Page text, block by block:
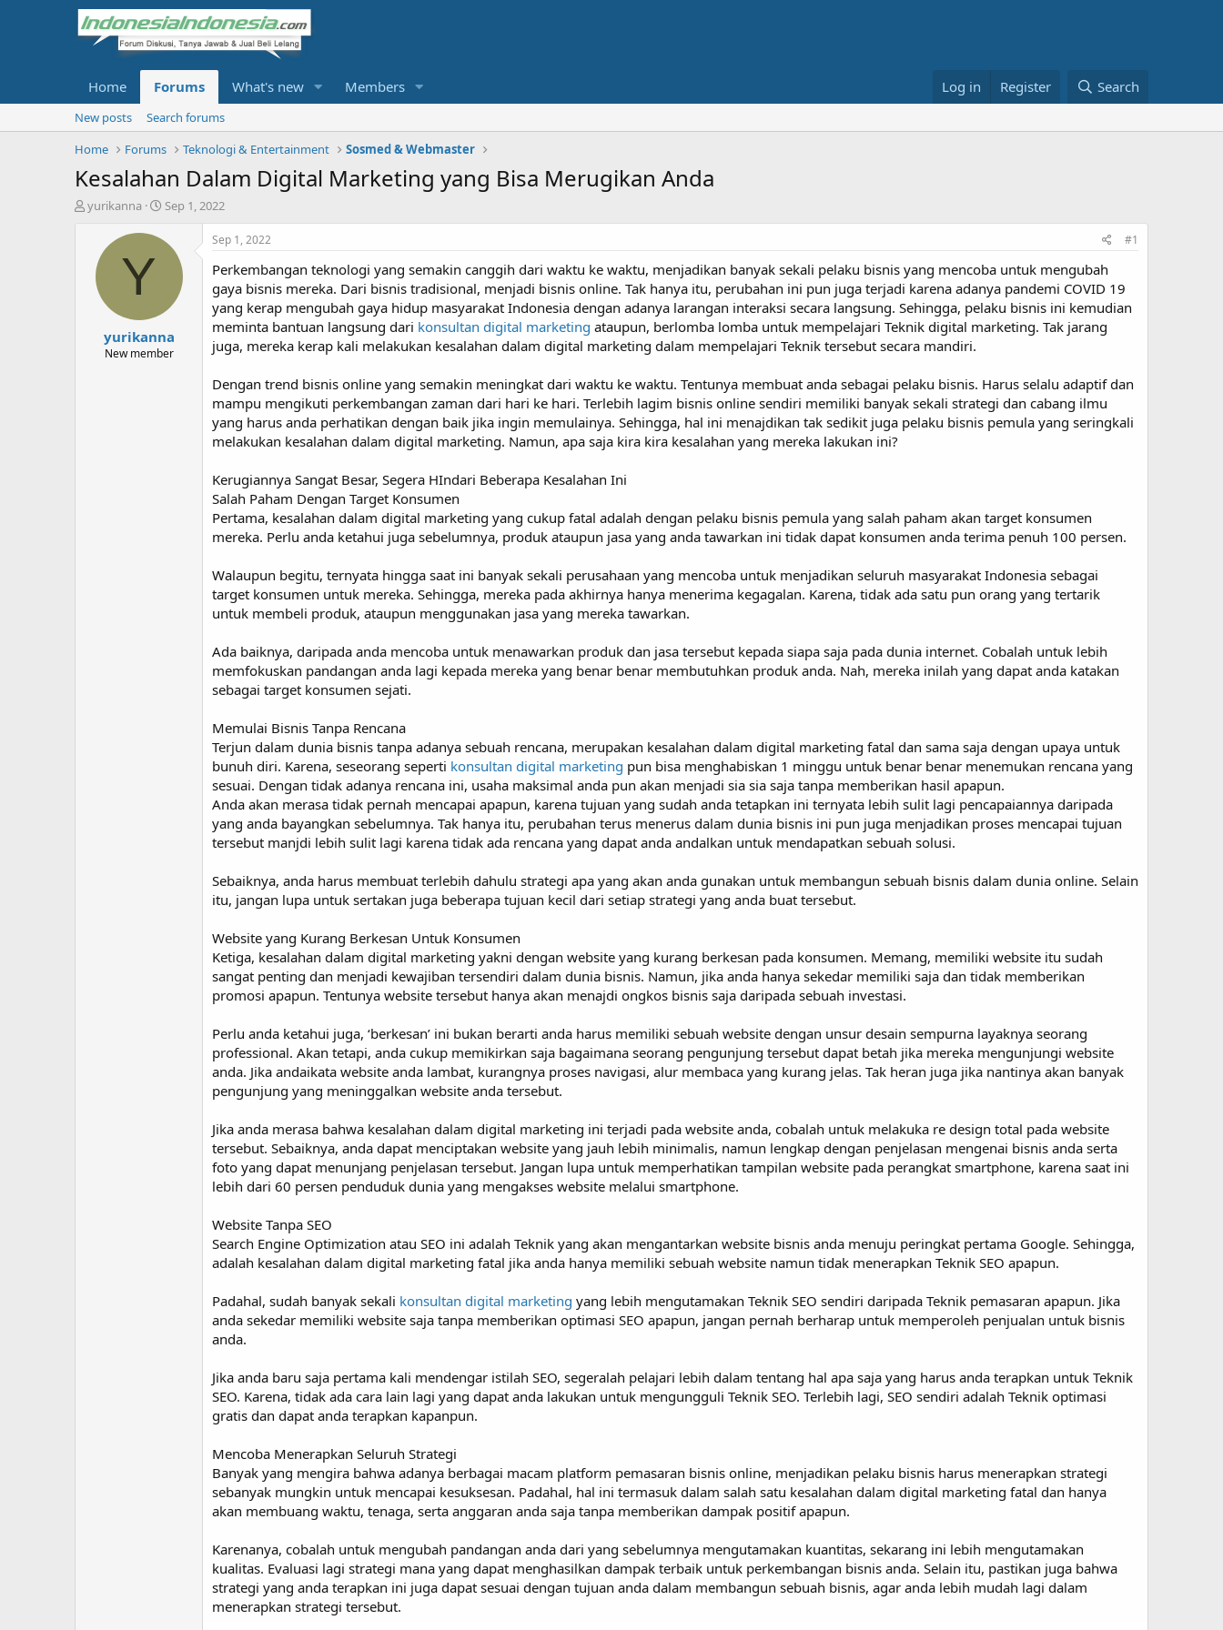
Home Forums What's new Members Log in Register Search
New posts
Search forums
Home
Forums Teknologi & Entertainment Sosmed & Webmaster
Kesalahan Dalam Digital Marketing yang Bisa Merugikan Anda
T
yurikanna
S
a
e
Sep 1, 2022
Y
yurikanna
New member
Sep 1, 2022 #1
Perkembangan teknologi yang semakin canggih dari waktu ke waktu, menjadikan banyak sekali pelaku bisnis yang mencoba untuk mengubah
gaya bisnis mereka. Dari bisnis tradisional, menjadi bisnis online. Tak hanya itu, perubahan ini pun juga terjadi karena adanya pandemi COVID 19
yang kerap mengubah gaya hidup masyarakat Indonesia dengan adanya larangan interaksi secara langsung. Sehingga, pelaku bisnis ini kemudian
meminta bantuan langsung dari konsultan digital marketing ataupun, berlomba lomba untuk mempelajari Teknik digital marketing. Tak jarang
juga, mereka kerap kali melakukan kesalahan dalam digital marketing dalam mempelajari Teknik tersebut secara mandiri.
Dengan trend bisnis online yang semakin meningkat dari waktu ke waktu. Tentunya membuat anda sebagai pelaku bisnis. Harus selalu adaptif dan
mampu mengikuti perkembangan zaman dari hari ke hari. Terlebih lagim bisnis online sendiri memiliki banyak sekali strategi dan cabang ilmu
yang harus anda perhatikan dengan baik jika ingin memulainya. Sehingga, hal ini menajdikan tak sedikit juga pelaku bisnis pemula yang seringkali
melakukan kesalahan dalam digital marketing. Namun, apa saja kira kira kesalahan yang mereka lakukan ini?
Kerugiannya Sangat Besar, Segera HIndari Beberapa Kesalahan Ini
Salah Paham Dengan Target Konsumen
Pertama, kesalahan dalam digital marketing yang cukup fatal adalah dengan pelaku bisnis pemula yang salah paham akan target konsumen
mereka. Perlu anda ketahui juga sebelumnya, produk ataupun jasa yang anda tawarkan ini tidak dapat konsumen anda terima penuh 100 persen.
Walaupun begitu, ternyata hingga saat ini banyak sekali perusahaan yang mencoba untuk menjadikan seluruh masyarakat Indonesia sebagai
target konsumen untuk mereka. Sehingga, mereka pada akhirnya hanya menerima kegagalan. Karena, tidak ada satu pun orang yang tertarik
untuk membeli produk, ataupun menggunakan jasa yang mereka tawarkan.
Ada baiknya, daripada anda mencoba untuk menawarkan produk dan jasa tersebut kepada siapa saja pada dunia internet. Cobalah untuk lebih
memfokuskan pandangan anda lagi kepada mereka yang benar benar membutuhkan produk anda. Nah, mereka inilah yang dapat anda katakan
sebagai target konsumen sejati.
Memulai Bisnis Tanpa Rencana
Terjun dalam dunia bisnis tanpa adanya sebuah rencana, merupakan kesalahan dalam digital marketing fatal dan sama saja dengan upaya untuk
bunuh diri. Karena, seseorang seperti konsultan digital marketing pun bisa menghabiskan 1 minggu untuk benar benar menemukan rencana yang
sesuai. Dengan tidak adanya rencana ini, usaha maksimal anda pun akan menjadi sia sia saja tanpa memberikan hasil apapun.
Anda akan merasa tidak pernah mencapai apapun, karena tujuan yang sudah anda tetapkan ini ternyata lebih sulit lagi pencapaiannya daripada
yang anda bayangkan sebelumnya. Tak hanya itu, perubahan terus menerus dalam dunia bisnis ini pun juga menjadikan proses mencapai tujuan
tersebut manjdi lebih sulit lagi karena tidak ada rencana yang dapat anda andalkan untuk mendapatkan sebuah solusi.
Sebaiknya, anda harus membuat terlebih dahulu strategi apa yang akan anda gunakan untuk membangun sebuah bisnis dalam dunia online. Selain
itu, jangan lupa untuk sertakan juga beberapa tujuan kecil dari setiap strategi yang anda buat tersebut.
Website yang Kurang Berkesan Untuk Konsumen
Ketiga, kesalahan dalam digital marketing yakni dengan website yang kurang berkesan pada konsumen. Memang, memiliki website itu sudah
sangat penting dan menjadi kewajiban tersendiri dalam dunia bisnis. Namun, jika anda hanya sekedar memiliki saja dan tidak memberikan
promosi apapun. Tentunya website tersebut hanya akan menajdi ongkos bisnis saja daripada sebuah investasi.
Perlu anda ketahui juga, ‘berkesan’ ini bukan berarti anda harus memiliki sebuah website dengan unsur desain sempurna layaknya seorang
professional. Akan tetapi, anda cukup memikirkan saja bagaimana seorang pengunjung tersebut dapat betah jika mereka mengunjungi website
anda. Jika andaikata website anda lambat, kurangnya proses navigasi, alur membaca yang kurang jelas. Tak heran juga jika nantinya akan banyak
pengunjung yang meninggalkan website anda tersebut.
Jika anda merasa bahwa kesalahan dalam digital marketing ini terjadi pada website anda, cobalah untuk melakuka re design total pada website
tersebut. Sebaiknya, anda dapat menciptakan website yang jauh lebih minimalis, namun lengkap dengan penjelasan mengenai bisnis anda serta
foto yang dapat menunjang penjelasan tersebut. Jangan lupa untuk memperhatikan tampilan website pada perangkat smartphone, karena saat ini
lebih dari 60 persen penduduk dunia yang mengakses website melalui smartphone.
Website Tanpa SEO
Search Engine Optimization atau SEO ini adalah Teknik yang akan mengantarkan website bisnis anda menuju peringkat pertama Google. Sehingga,
adalah kesalahan dalam digital marketing fatal jika anda hanya memiliki sebuah website namun tidak menerapkan Teknik SEO apapun.
Padahal, sudah banyak sekali konsultan digital marketing yang lebih mengutamakan Teknik SEO sendiri daripada Teknik pemasaran apapun. Jika
anda sekedar memiliki website saja tanpa memberikan optimasi SEO apapun, jangan pernah berharap untuk memperoleh penjualan untuk bisnis
anda.
Jika anda baru saja pertama kali mendengar istilah SEO, segeralah pelajari lebih dalam tentang hal apa saja yang harus anda terapkan untuk Teknik
SEO. Karena, tidak ada cara lain lagi yang dapat anda lakukan untuk mengungguli Teknik SEO. Terlebih lagi, SEO sendiri adalah Teknik optimasi
gratis dan dapat anda terapkan kapanpun.
Mencoba Menerapkan Seluruh Strategi
Banyak yang mengira bahwa adanya berbagai macam platform pemasaran bisnis online, menjadikan pelaku bisnis harus menerapkan strategi
sebanyak mungkin untuk mencapai kesuksesan. Padahal, hal ini termasuk dalam salah satu kesalahan dalam digital marketing fatal dan hanya
akan membuang waktu, tenaga, serta anggaran anda saja tanpa memberikan dampak positif apapun.
Karenanya, cobalah untuk mengubah pandangan anda dari yang sebelumnya mengutamakan kuantitas, sekarang ini lebih mengutamakan
kualitas. Evaluasi lagi strategi mana yang dapat menghasilkan dampak terbaik untuk perkembangan bisnis anda. Selain itu, pastikan juga bahwa
strategi yang anda terapkan ini juga dapat sesuai dengan tujuan anda dalam membangun sebuah bisnis, agar anda lebih mudah lagi dalam
menerapkan strategi tersebut.